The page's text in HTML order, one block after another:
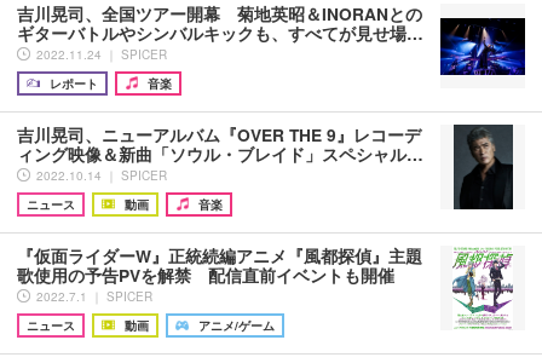
吉川晃司、全国ツアー開幕 菊地英昭＆INORANとの
ギターバトルやシンバルキックも、すべてが見せ場…
2022.11.24 ｜ SPICER
レポート
音楽
吉川晃司、ニューアルバム『OVER THE 9』レコーデ
ィング映像＆新曲「ソウル・ブレイド」スペシャル…
2022.10.14 ｜ SPICER
ニュース
動画 音楽
『仮面ライダーW』正統続編アニメ『風都探偵』主題
歌使用の予告PVを解禁 配信直前イベントも開催
2022.7.1 ｜ SPICER
ニュース
動画 アニメ/ゲーム